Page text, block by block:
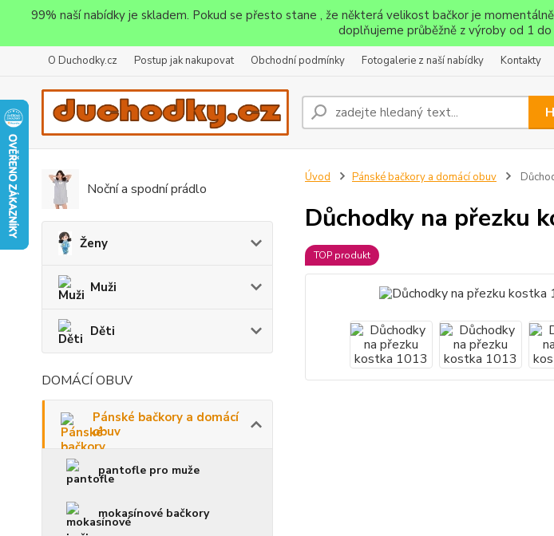
99% naší nabídky je skladem. Pokud se přesto stane , že některá velikost bačkor je
doplňujeme průběžně z výroby od 1
O Duchodky.cz Postup jak nakupovat Obchodní podmínky Fotogalerie z naší nabídky Kontakty
Noční a spodní prádlo
Ženy
Muži
Děti
DOMÁCÍ OBUV
Pánské bačkory a domácí
obuv
pantofle pro muže
mokasínové bačkory
Úvod Pánské bačkory a domácí obuv
Důchodky na přezku
TOP produkt